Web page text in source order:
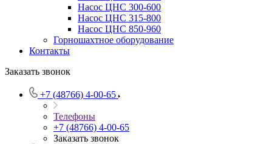
Насос ЦНС 300-600
Насос ЦНС 315-800
Насос ЦНС 850-960
Горношахтное оборудование
Контакты
Заказать звонок
+7 (48766) 4-00-65
Телефоны
+7 (48766) 4-00-65
Заказать звонок